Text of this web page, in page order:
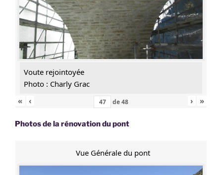
Voute rejointoyée
Photo : Charly Grac
«
‹ de48 › »
Photos de la rénovation du pont
Vue Générale du pont